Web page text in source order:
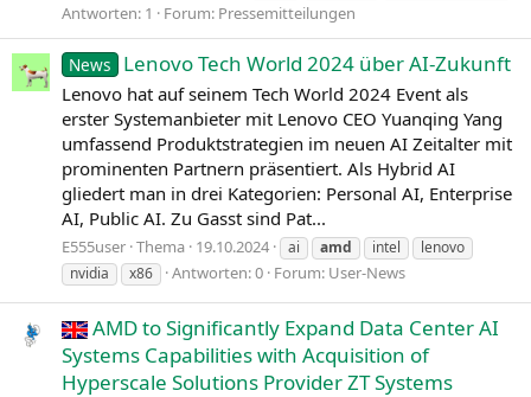
Antworten: 1 Forum: Pressemitteilungen
News Lenovo Tech World 2024 über AI-Zukunft
Lenovo hat auf seinem Tech World 2024 Event als
erster Systemanbieter mit Lenovo CEO Yuanqing Yang
umfassend Produktstrategien im neuen AI Zeitalter mit
prominenten Partnern präsentiert. Als Hybrid AI
gliedert man in drei Kategorien: Personal AI, Enterprise
AI, Public AI. Zu Gasst sind Pat...
E555user Thema 19.10.2024 ai amd intel
lenovo
nvidia
x86 Antworten: 0 Forum: User-News
AMD to Significantly Expand Data Center AI
Systems Capabilities with Acquisition of
Hyperscale Solutions Provider ZT Systems